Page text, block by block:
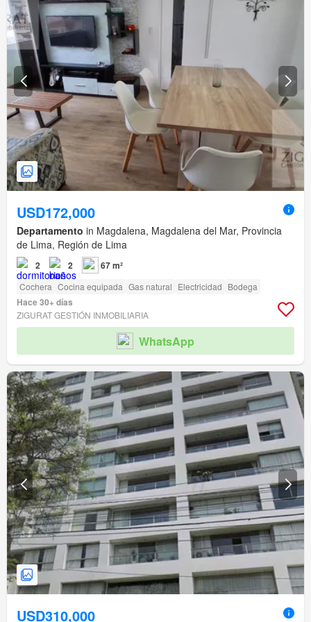
USD172,000
Departamento in Magdalena, Magdalena del Mar, Provincia
de Lima, Región de Lima
2 2 67 m²
Cochera Cocina equipada Gas natural Electricidad Bodega
Hace 30+ días
ZIGURAT GESTIÓN INMOBILIARIA
WhatsApp
USD310,000